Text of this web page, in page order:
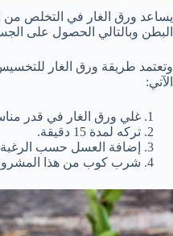
يساعد ورق الغار في التخلص من
البطن وبالتالي الحصول على
وتعتمد طريقة ورق الغار
الآتي:
غلي ورق الغار في قدر
تركه لمدة 15 دقيقة.
إضافة العسل حسب
شرب كوب من هذا